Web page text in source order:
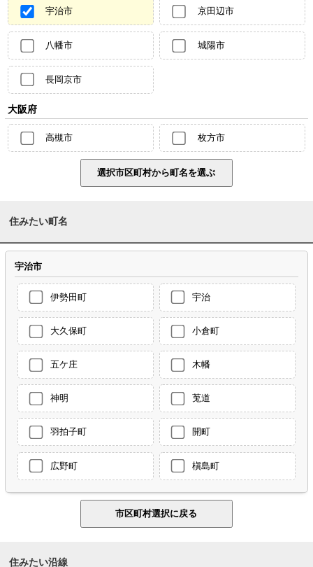
宇治市 京田辺市
八幡市 城陽市
長岡京市
大阪府
高槻市 枚方市
住みたい町名
宇治市
伊勢田町 宇治
大久保町 小倉町
五ケ庄 木幡
神明 莵道
羽拍子町 開町
広野町 槇島町
住みたい沿線